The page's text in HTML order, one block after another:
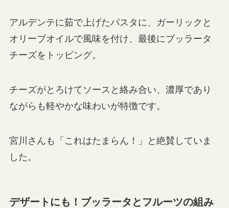
アルデンテに茹で上げたパスタに、ガーリックと
オリーブオイルで風味を付け、最後にブッラータ
チーズをトッピング。
チーズがとろけてソースと絡み合い、濃厚であり
ながらも軽やかな味わいが特徴です。
宮川さんも「これはたまらん！」と絶賛していま
した。
デザートにも！ブッラータとフルーツの組み